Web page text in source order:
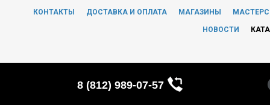
КОНТАКТЫ ДОСТАВКА И ОПЛАТА МАГАЗИНЫ
НОВОСТИ
8 (812) 989-07-57
ЧТО БУДЕМ ИСКАТЬ?